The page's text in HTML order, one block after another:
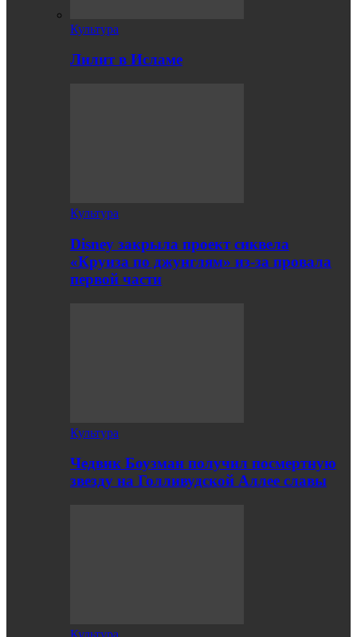
Культура
Лилит в Исламе
Культура
Disney закрыла проект сиквела
«Круиза по джунглям» из-за провала
первой части
Культура
Чедвик Боузман получил посмертную
звезду на Голливудской Аллее славы
Культура